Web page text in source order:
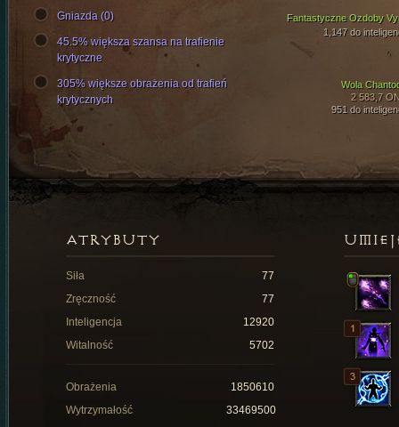
Fantastyczne Ozdoby
1,147 do
Wola
2 583,7
951 do
Gniazda (0)
45.5% większa szansa na trafienie
krytyczne
305% większe obrażenia od trafień
krytycznych
ATRYBUTY
Siła
77
Zręczność
77
Inteligencja
12920
Witalność
5702
Obrażenia
1850610
Wytrzymałość
33469500